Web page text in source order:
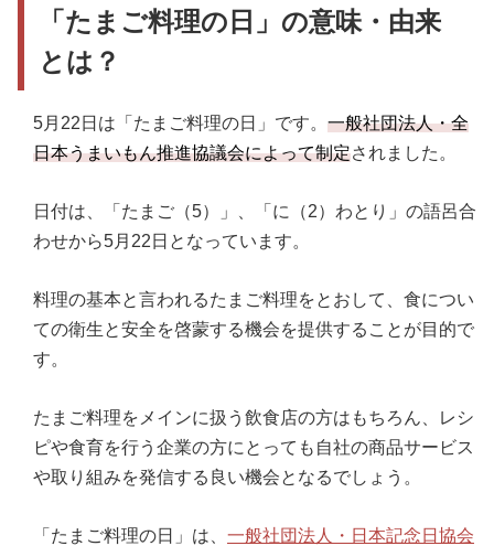
「たまご料理の日」の意味・由来
とは？
5月22日は「たまご料理の日」です。 一般社団法人・全
日本うまいもん推進協議会によって制定されました。
日付は、「たまご（5）」、「に（2）わとり」の語呂合
わせから5月22日となっています。
料理の基本と言われるたまご料理をとおして、食につい
ての衛生と安全を啓蒙する機会を提供することが目的で
す。
たまご料理をメインに扱う飲食店の方はもちろん、レシ
ピや食育を行う企業の方にとっても自社の商品サービス
や取り組みを発信する良い機会となるでしょう。
「たまご料理の日」は、 一般社団法人・日本記念日協会